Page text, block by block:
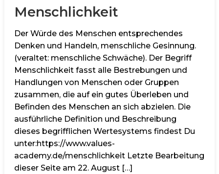
Menschlichkeit
Der Würde des Menschen entsprechendes
Denken und Handeln, menschliche Gesinnung.
(veraltet: menschliche Schwäche). Der Begriff
Menschlichkeit fasst alle Bestrebungen und
Handlungen von Menschen oder Gruppen
zusammen, die auf ein gutes Überleben und
Befinden des Menschen an sich abzielen. Die
ausführliche Definition und Beschreibung
dieses begrifflichen Wertesystems findest Du
unter:https://www.values-
academy.de/menschlichkeit Letzte Bearbeitung
dieser Seite am 22. August […]